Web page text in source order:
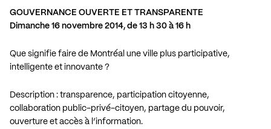
GOUVERNANCE OUVERTE ET TRANSPARENTE
Dimanche 16 novembre 2014, de 13 h 30 à 16 h
Que signifie faire de Montréal une ville plus participative,
intelligente et innovante ?
Description : transparence, participation citoyenne,
collaboration public-privé-citoyen, partage du pouvoir,
ouverture et accès à l’information.